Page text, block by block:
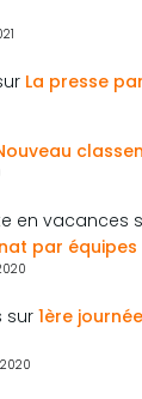
La presse
en vacances
par équipes
sur 1ère